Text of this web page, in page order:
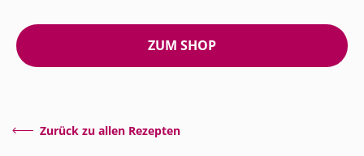
ZUM SHOP
Zurück zu allen Rezepten